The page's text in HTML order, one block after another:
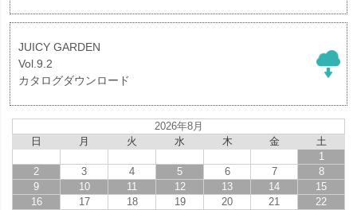
JUICY GARDEN
Vol.9.2
カタログダウンロード
2026年8月
日
月 火 水 木 金
土
1
2
3 4 5 6 7
8
9
10 11 12 13 14
15
16
17 18 19 20 21
22